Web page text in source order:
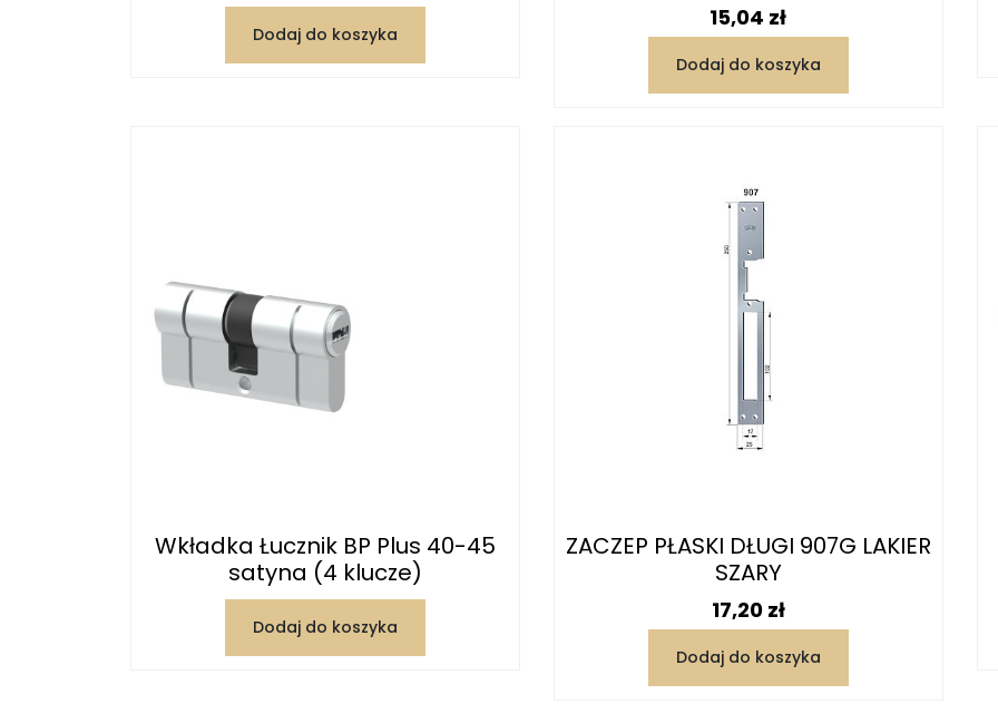
Dodaj do koszyka
Cena
15,04 zł
Dodaj do koszyka
Wkładka Łucznik BP Plus 40-45
satyna (4 klucze)
Dodaj do koszyka
ZACZEP PŁASKI DŁUGI 907G LAKIER
SZARY
Cena
17,20 zł
Dodaj do koszyka